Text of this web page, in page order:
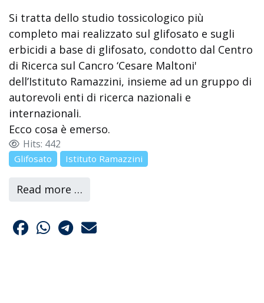
Si tratta dello studio tossicologico più
completo mai realizzato sul glifosato e sugli
erbicidi a base di glifosato, condotto dal Centro
di Ricerca sul Cancro ‘Cesare Maltoni'
dell’Istituto Ramazzini, insieme ad un gruppo di
autorevoli enti di ricerca nazionali e
internazionali.
Ecco cosa è emerso.
Hits: 442
Glifosato Istituto Ramazzini
Read more …